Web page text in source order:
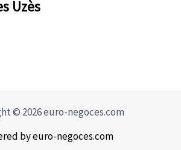
Uzès
© 2026 euro-negoces.com
by euro-negoces.com